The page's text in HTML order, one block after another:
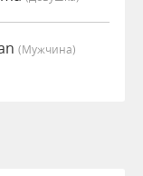
(мужчина)